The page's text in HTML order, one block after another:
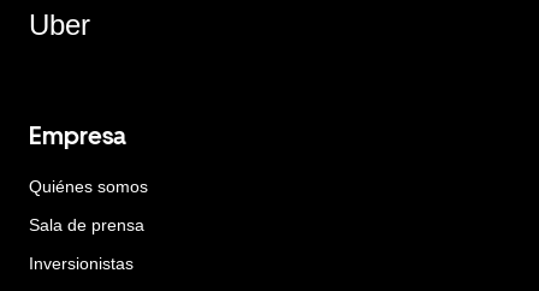
Uber
Empresa
Quiénes somos
Sala de prensa
Inversionistas